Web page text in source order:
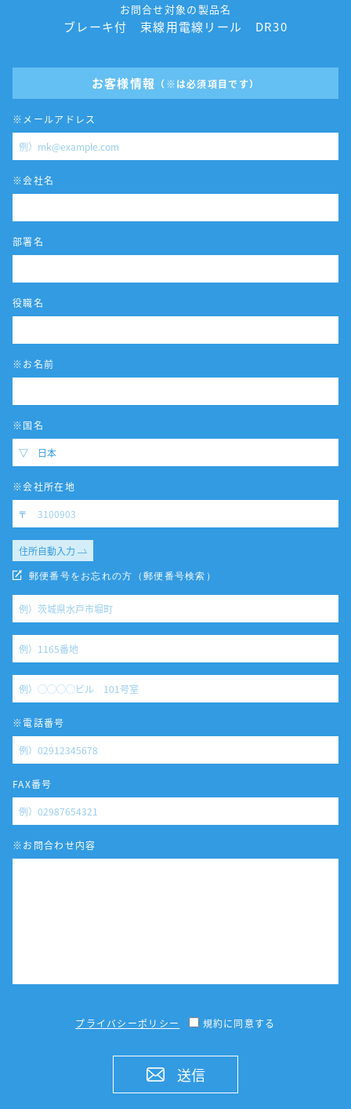
お問合せ対象の製品名
ブレーキ付 束線用電線リール DR30
お客様情報 （※は必須項目です）
※メールアドレス
※会社名
部署名
役職名
※お名前
※国名
※会社所在地
住所自動入力
郵便番号をお忘れの方（郵便番号検索）
※電話番号
FAX番号
※お問合わせ内容
プライバシーポリシー 規約に同意する
送信